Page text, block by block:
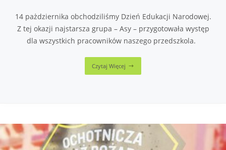
14 pażdziernika obchodziliśmy Dzień Edukacji Narodowej.
Z tej okazji najstarsza grupa – Asy – przygotowała występ
dla wszystkich pracowników naszego przedszkola.
Czytaj Więcej